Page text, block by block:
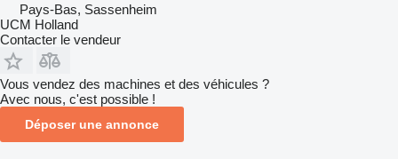
Pays-Bas, Sassenheim
UCM Holland
Contacter le vendeur
Vous vendez des machines et des véhicules ?
Avec nous, c'est possible !
Déposer une annonce